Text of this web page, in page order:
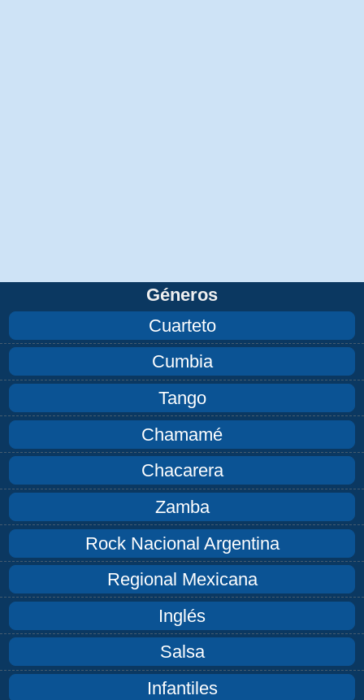
Géneros
Cuarteto
Cumbia
Tango
Chamamé
Chacarera
Zamba
Rock Nacional Argentina
Regional Mexicana
Inglés
Salsa
Infantiles